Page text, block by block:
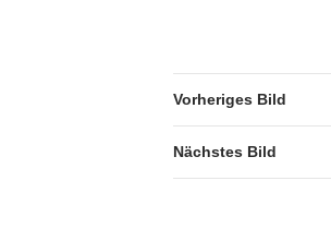
Vorheriges Bild
Nächstes Bild